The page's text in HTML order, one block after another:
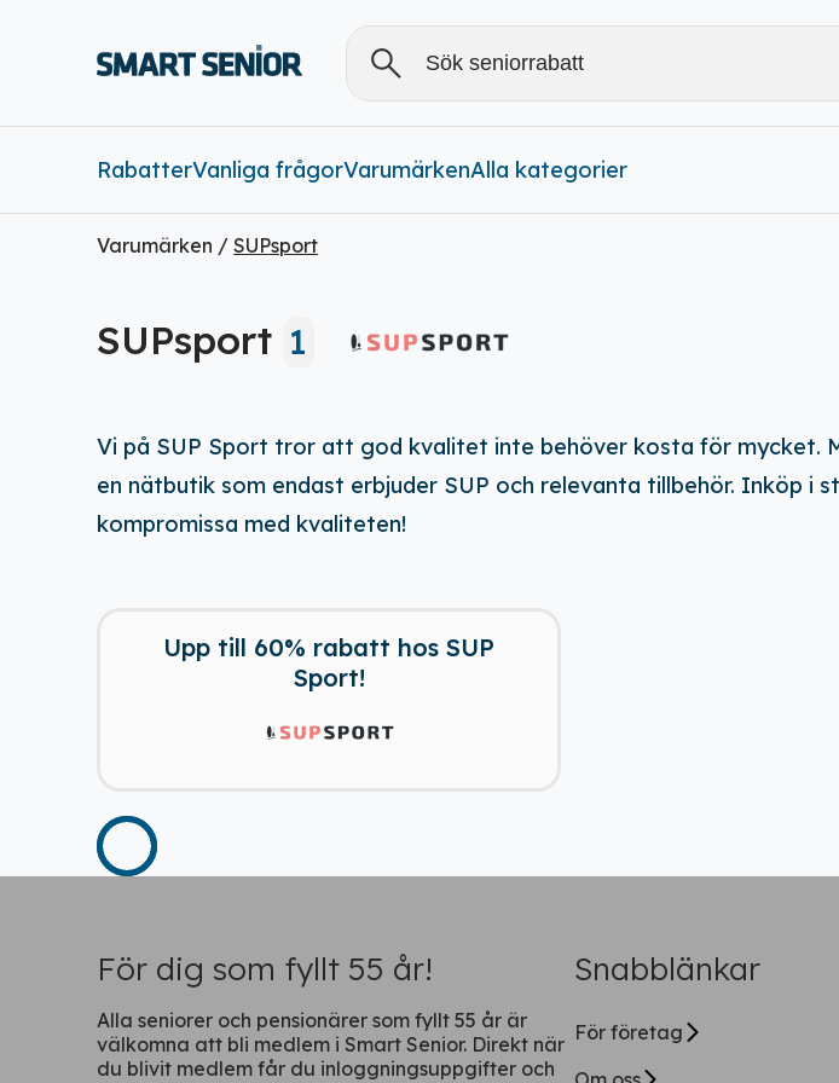
Alla
RabatterVanliga frågorVarumärkenAlla kategorier
Varumärken / SUPsport
SUPsport 1
Vi på SUP Sport tror att god kvalitet inte behöver kosta för mycket.
en nätbutik som endast erbjuder SUP och relevanta tillbehör. Inköp i
kompromissa med kvaliteten!
Upp till 60% rabatt hos SUP
Sport!
För dig som fyllt 55 år!
Alla seniorer och pensionärer som fyllt 55 år är
välkomna att bli medlem i Smart Senior. Direkt när
du blivit medlem får du inloggningsuppgifter och
Snabblänkar
För företag